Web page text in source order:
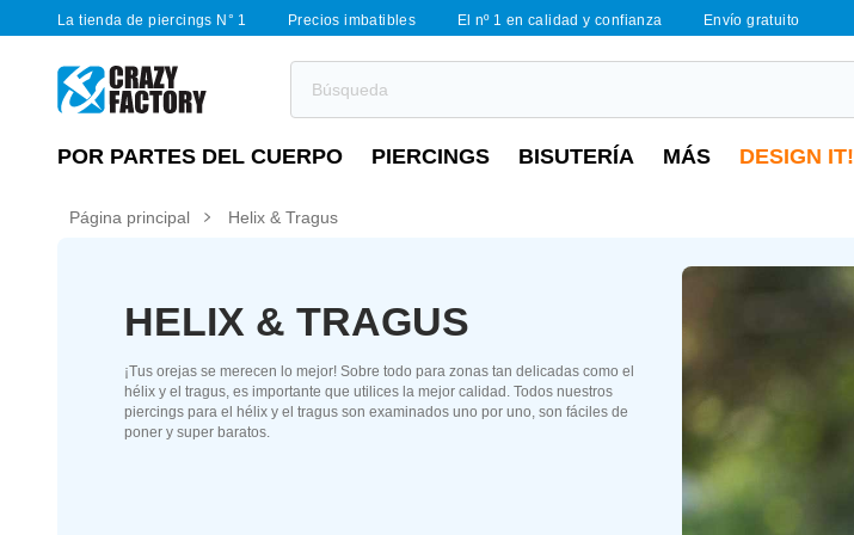
La tienda de piercings N° 1 Precios imbatibles El nº 1 en calidad y confianza Envío gratuito
POR PARTES DEL CUERPO PIERCINGS BISUTERÍA MÁS DESIGN IT!
Página principal Helix & Tragus
HELIX & TRAGUS
¡Tus orejas se merecen lo mejor! Sobre todo para zonas tan delicadas como el
hélix y el tragus, es importante que utilices la mejor calidad. Todos nuestros
piercings para el hélix y el tragus son examinados uno por uno, son fáciles de
poner y super baratos.